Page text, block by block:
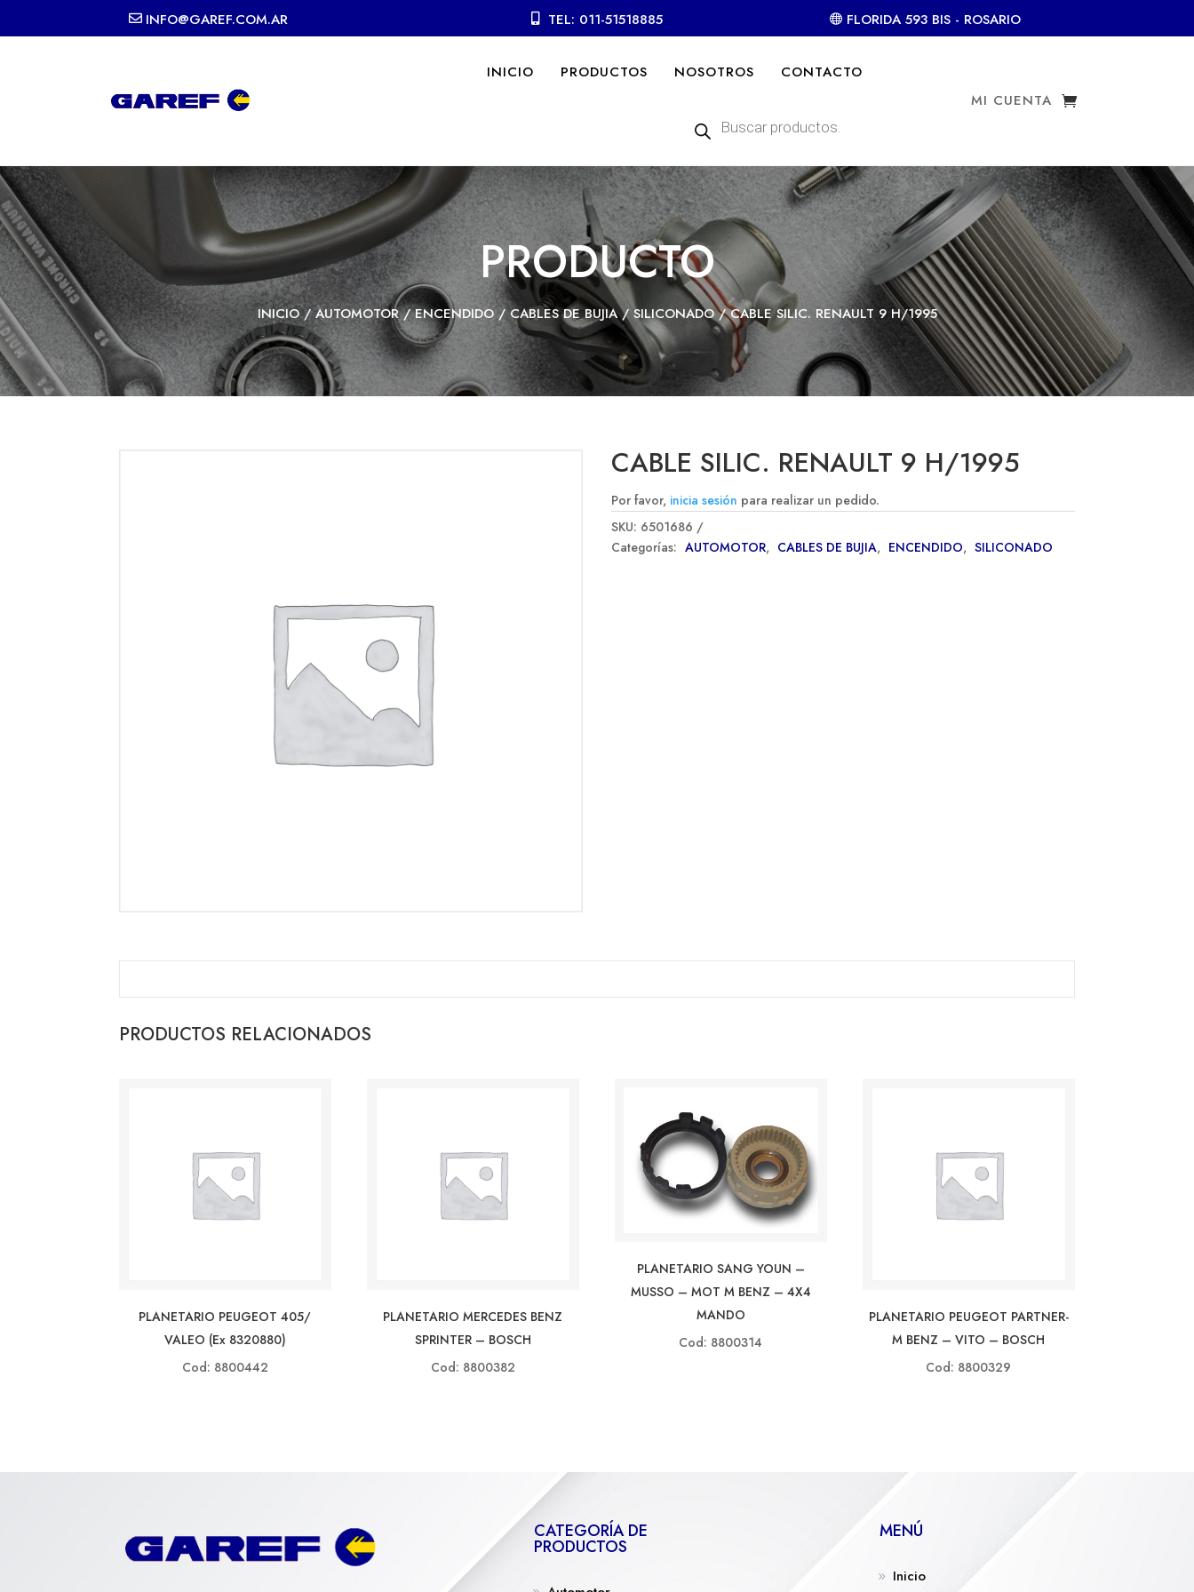
INFO@GAREF.COM.AR TEL: 011-51518885 FLORIDA 593 BIS - ROSARIO
INICIO PRODUCTOS NOSOTROS CONTACTO
productos
MI CUENTA
PRODUCTO
INICIO/AUTOMOTOR/ENCENDIDO/CABLES DE BUJIA/ SILICONADO/ CABLE SILIC. RENAULT 9 H/1995
CABLE SILIC. RENAULT 9 H/1995
Por favor, inicia sesión para realizar un pedido.
SKU: 6501686
Categorías: AUTOMOTOR, CABLES DE BUJIA, ENCENDIDO, SILICONADO
PRODUCTOS RELACIONADOS
PLANETARIO PEUGEOT 405/
VALEO (ex 8320880)
Cod: 8800442
PLANETARIO MERCEDES BENZ
SPRINTER – BOSCH
Cod: 8800382
PLANETARIO SANG YOUN –
MUSSO – MOT M BENZ – 4X4
MANDO
Cod: 8800314
PLANETARIO PEUGEOT PARTNER-
M BENZ – VITO – BOSCH
Cod: 8800329
CATEGORÍA DE
PRODUCTOS
MENÚ
Inicio